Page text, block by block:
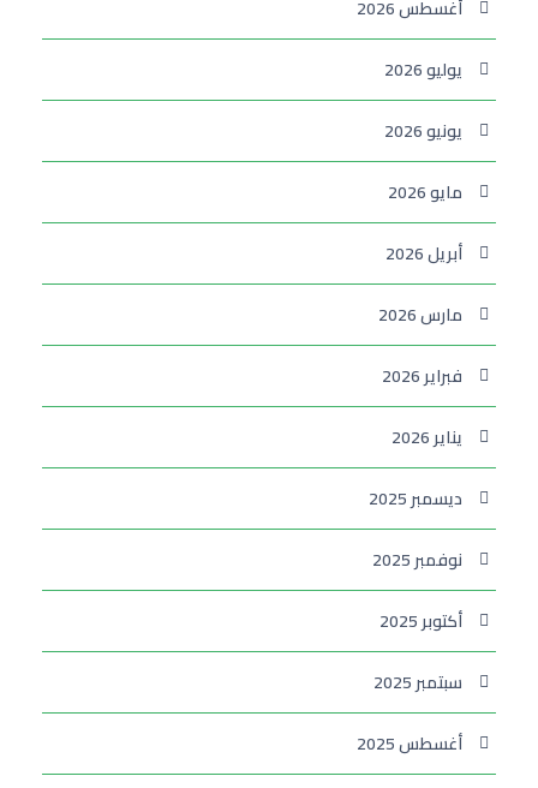
أغسطس 2026
يوليو 2026
يونيو 2026
مايو 2026
أبريل 2026
مارس 2026
فبراير 2026
يناير 2026
ديسمبر 2025
نوفمبر 2025
أكتوبر 2025
سبتمبر 2025
أغسطس 2025